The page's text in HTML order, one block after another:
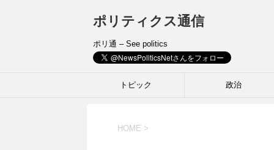
ポリティクス通信
ポリ通 – See politics
トピック 政治
HOME >